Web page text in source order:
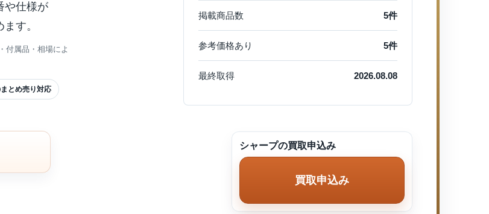
掲載商品数 5件
参考価格あり 5件
最終取得 2026.08.08
や仕様が
す。
付属品・相場によ
とめ売り対応
シャープの買取申込み
買取申込み